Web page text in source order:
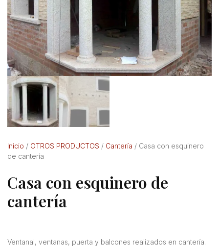
Inicio / OTROS PRODUCTOS / Cantería / Casa con esquinero
de cantería
Casa con esquinero de
cantería
Ventanal, ventanas, puerta y balcones realizados en cantería.